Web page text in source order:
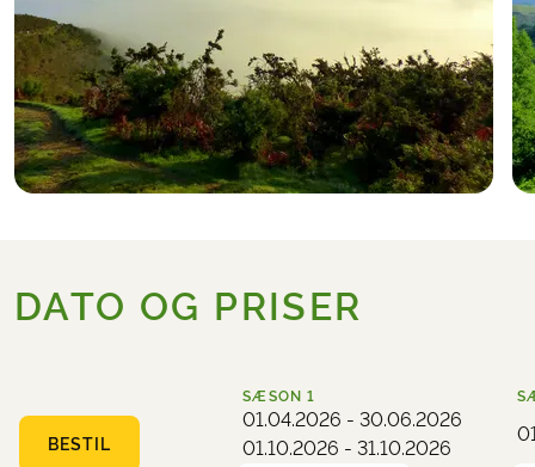
DATO OG PRISER
BESTIL
SÆSON 1
01.04.2026 - 30.06.2026
01.10.2026 - 31.10.2026